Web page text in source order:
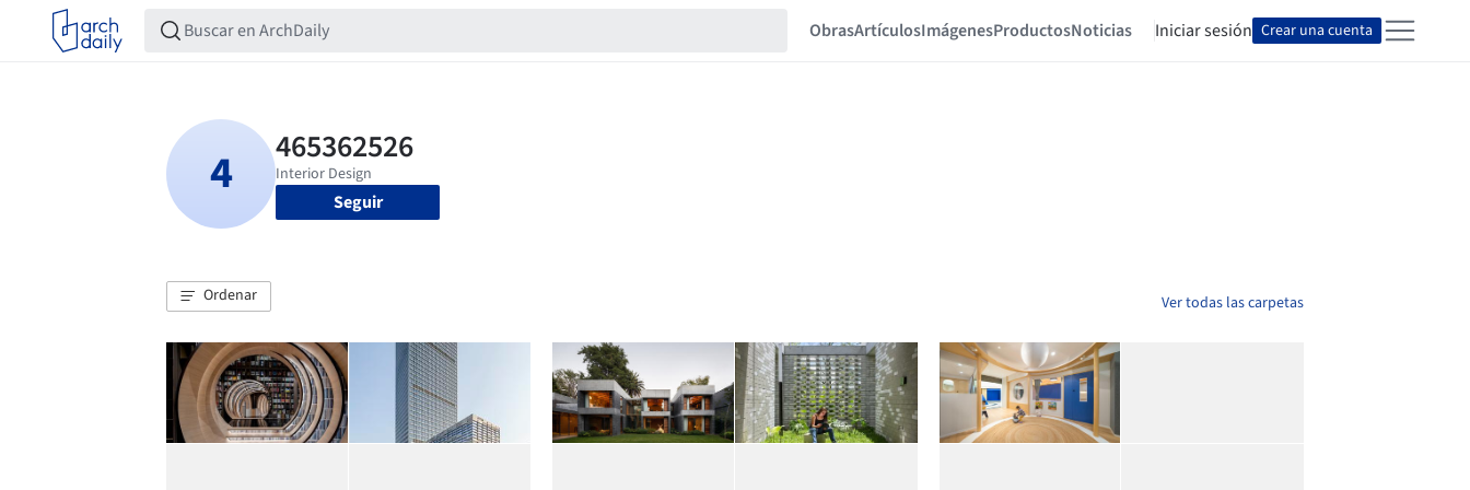
ObrasArtículosImágenesProductosNoticias Iniciar sesión Crear una cuenta
Seguir
Ordenar Ver todas las carpetas